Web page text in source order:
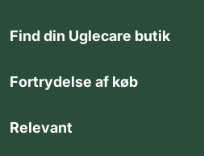
Find din Uglecare butik
Fortrydelse af køb
Relevant